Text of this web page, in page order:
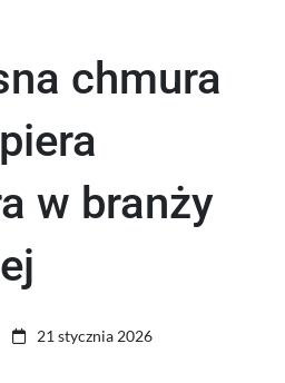
chmura
w branży
21 stycznia 2026